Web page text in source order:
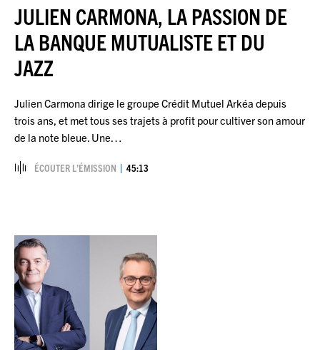
JULIEN CARMONA, LA PASSION DE
LA BANQUE MUTUALISTE ET DU
JAZZ
Julien Carmona dirige le groupe Crédit Mutuel Arkéa depuis
trois ans, et met tous ses trajets à profit pour cultiver son amour
de la note bleue. Une…
ÉCOUTER L’ÉMISSION 45:13